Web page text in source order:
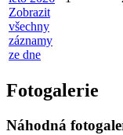
Zobrazit
všechny
záznamy
ze dne
Fotogalerie
Náhodná